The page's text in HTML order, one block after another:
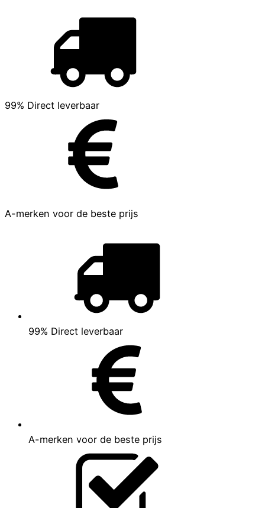
99% Direct leverbaar
A-merken voor de beste prijs
99% Direct leverbaar
A-merken voor de beste prijs